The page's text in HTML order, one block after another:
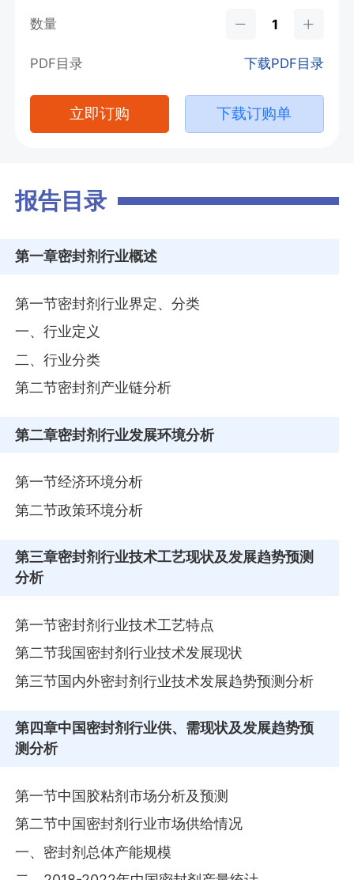
数量
PDF目录 下载PDF目录
立即订购 下载订购单
报告目录
第一章密封剂行业概述
第一节密封剂行业界定、分类
一、行业定义
二、行业分类
第二节密封剂产业链分析
第二章密封剂行业发展环境分析
第一节经济环境分析
第二节政策环境分析
第三章密封剂行业技术工艺现状及发展趋势预测
分析
第一节密封剂行业技术工艺特点
第二节我国密封剂行业技术发展现状
第三节国内外密封剂行业技术发展趋势预测分析
第四章中国密封剂行业供、需现状及发展趋势预
测分析
第一节中国胶粘剂市场分析及预测
第二节中国密封剂行业市场供给情况
一、密封剂总体产能规模